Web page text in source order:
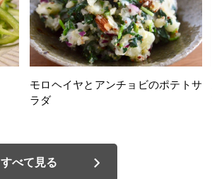
モロヘイヤとアンチョビのポテトサ
ラダ
すべて見る